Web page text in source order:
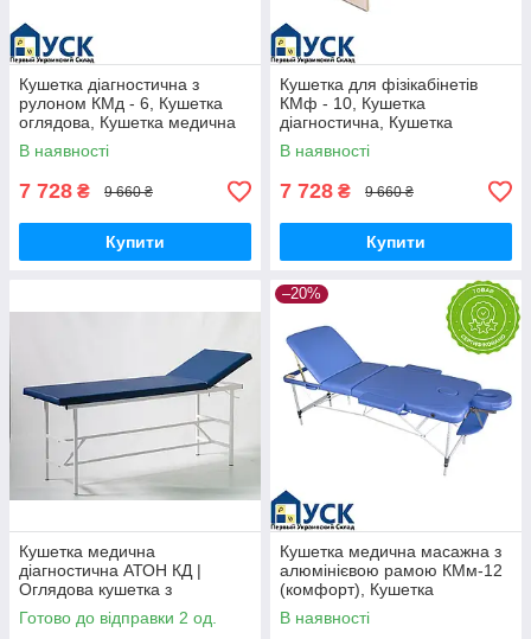
Кушетка діагностична з
рулоном КМд - 6, Кушетка
оглядова, Кушетка медична
(VIO)
В наявності
7 728 ₴ 9 660 ₴
Купити
Кушетка для фізікабінетів
КМф - 10, Кушетка
діагностична, Кушетка
медична оглядова (VIO)
В наявності
7 728 ₴ 9 660 ₴
Купити
Кушетка медична
діагностична АТОН КД |
Оглядова кушетка з
регульованим підголівником |
2 секції
Готово до відправки 2 од.
–20%
Кушетка медична масажна з
алюмінієвою рамою КМм-12
(комфорт), Кушетка
оглядова, Кушетка
діагностична (VIO)
В наявності